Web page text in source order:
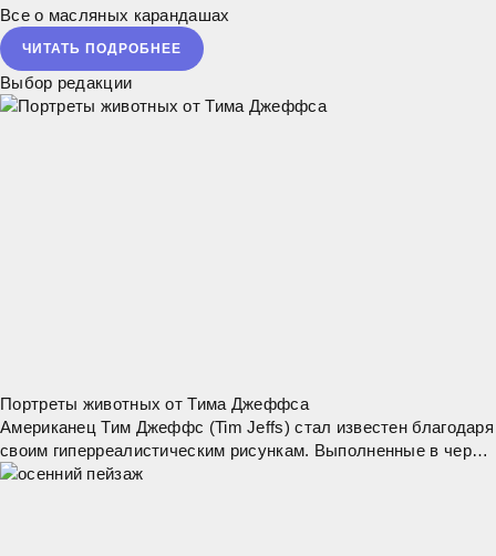
Все о масляных карандашах
ЧИТАТЬ ПОДРОБНЕЕ
Выбор редакции
Портреты животных от Тима Джеффса
Американец Тим Джеффс (Tim Jeffs) стал известен благодаря
своим гиперреалистическим рисункам. Выполненные в черно-
белой цветовой гамме, его картины привлекают внимание